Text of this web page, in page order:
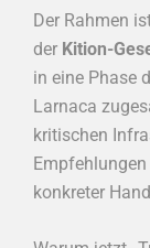
Der Rahmen
der Kition-
in eine Phase
Larnaca
kritischen
konkreter